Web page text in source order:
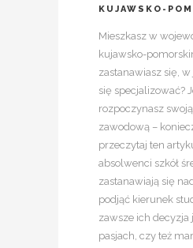
KUJAWSKO-
Mieszkasz w
kujawsko-
zastanawiasz się,
się specjalizować?
rozpoczynasz
zawodową –
przeczytaj ten
absolwenci szkół
zastanawiają się
podjąć kierunek
zawsze ich decyzja
pasjach, czy też